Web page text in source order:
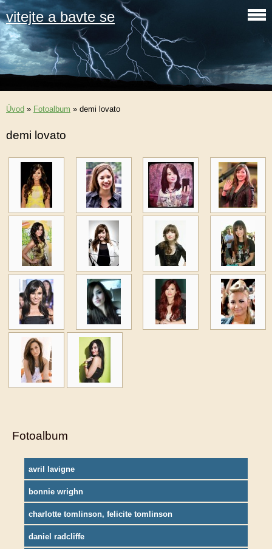
vitejte a bavte se
Úvod » Fotoalbum » demi lovato
demi lovato
Fotoalbum
avril lavigne
bonnie wrighn
charlotte tomlinson, felicite tomlinson
daniel radcliffe